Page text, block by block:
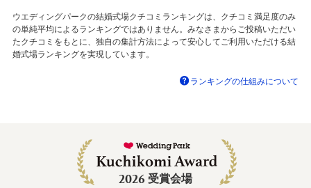
ウエディングパークの結婚式場クチコミランキングは、クチコミ満足度のみ
の単純平均によるランキングではありません。みなさまからご投稿いただい
たクチコミをもとに、独自の集計方法によって安心してご利用いただける結
婚式場ランキングを実現しています。
ランキングの仕組みについて
2026 受賞会場